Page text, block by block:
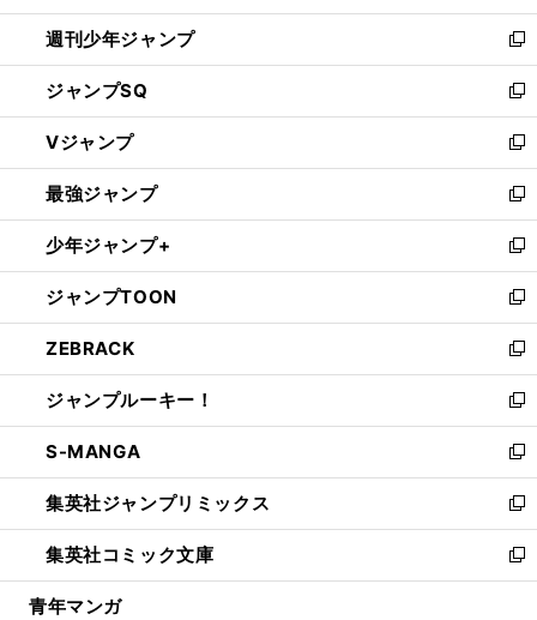
開
く
週刊少年ジャンプ
新
し
い
ウ
ィ
ン
ド
ウ
で
開
く
ジャンプSQ
新
し
い
ウ
ィ
ン
ド
ウ
で
開
く
Vジャンプ
新
し
い
ウ
ィ
ン
ド
ウ
で
開
く
最強ジャンプ
新
し
い
ウ
ィ
ン
ド
ウ
で
開
く
少年ジャンプ+
新
し
い
ウ
ィ
ン
ド
ウ
で
開
く
ジャンプTOON
新
し
い
ウ
ィ
ン
ド
ウ
で
開
く
ZEBRACK
新
し
い
ウ
ィ
ン
ド
ウ
で
開
ジャンプルーキー！
新
し
い
ウ
ィ
ン
ド
ウ
S-MANGA
新
し
い
ウ
ィ
ン
集英社ジャンプリミックス
新
し
い
ウ
集英社コミック文庫
新
し
青年マンガ